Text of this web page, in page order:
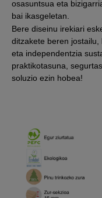
osasuntsua eta
bai ikasgeletan.
Bere diseinu irekiari
ditzakete beren
eta independentzia
praktikotasuna,
soluzio ezin hobea!